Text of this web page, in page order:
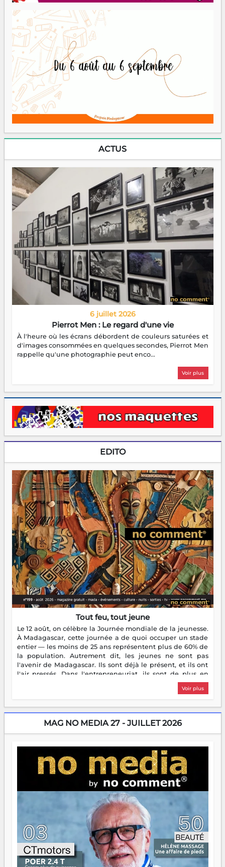
ACTUS
6 juillet 2026
Pierrot Men : Le regard d'une vie
À l'heure où les écrans débordent de couleurs saturées et
d'images consommées en quelques secondes, Pierrot Men
rappelle qu'une photographie peut enco...
Voir plus
EDITO
Tout feu, tout jeune
Le 12 août, on célèbre la Journée mondiale de la jeunesse.
À Madagascar, cette journée a de quoi occuper un stade
entier — les moins de 25 ans représentent plus de 60% de
la population. Autrement dit, les jeunes ne sont pas
l'avenir de Madagascar. Ils sont déjà le présent, et ils ont
l'air pressés. Dans l'entrepreneuriat, ils sont de plus en
plus nombreux à se lancer, à créer, à risquer — souvent
sans filet, souvent sans aide, mais toujours avec cette
encore meilleures. Aina Rasamoelina vient de décrocher le
Prix RFI Instrumental Afrique. Miangaly Elia rafle le Prix
jeunes qui tiennent la torche. Alors oui, on pourrait
s'arrêter là, applaudir et rentrer chez soi satisfait. Mais ce
serait passer à côté d'une chose essentielle. La fougue, ça
brûle fort — et parfois, ça brûle vite. Une flamme sans
direction peut éclairer autant qu'elle peut consumer. C'est
là que les aînés entrent en scène — pas pour reprendre le
gouvernail, mais pour montrer où sont les récifs. Les jeunes
ont la force, les vieux ont l'expérience, comme on dit. Ce
n'est pas un combat de générations — c'est une question
d'équipage. Partagez vos réussites, mais aussi vos échecs.
Surtout vos échecs, d'ailleurs — ils enseignent mieux que
n'importe quel manuel. À Madagascar, la barque avance.
Il faut juste s'assurer que tout le monde rame dans le
même sens.
Voir plus
MAG NO MEDIA 27 - JUILLET 2026